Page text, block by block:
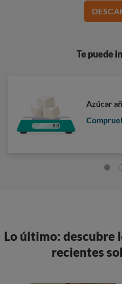
Te puede
Azúcar
Lo último: descubre
recientes